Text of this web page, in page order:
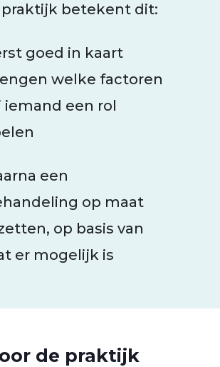
praktijk betekent dit:
goed in kaart
welke factoren
iemand een rol
een
op maat
op basis van
er mogelijk is
de praktijk